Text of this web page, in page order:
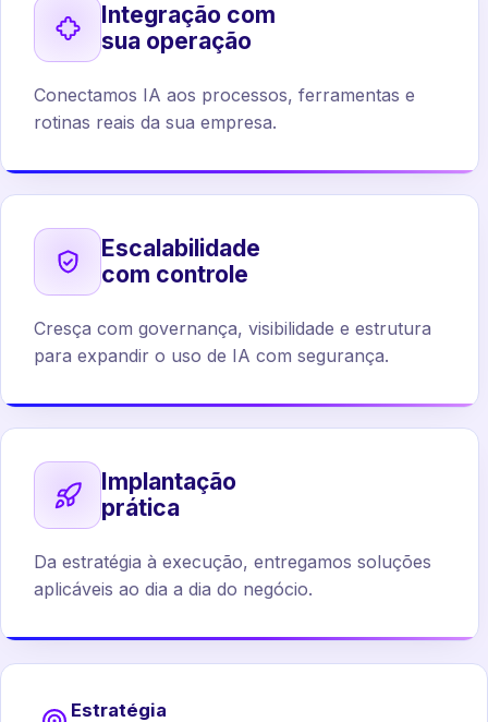
Integração com
sua operação
Conectamos IA aos processos, ferramentas e
rotinas reais da sua empresa.
Escalabilidade
com controle
Cresça com governança, visibilidade e estrutura
para expandir o uso de IA com segurança.
Implantação
prática
Da estratégia à execução, entregamos soluções
aplicáveis ao dia a dia do negócio.
Estratégia